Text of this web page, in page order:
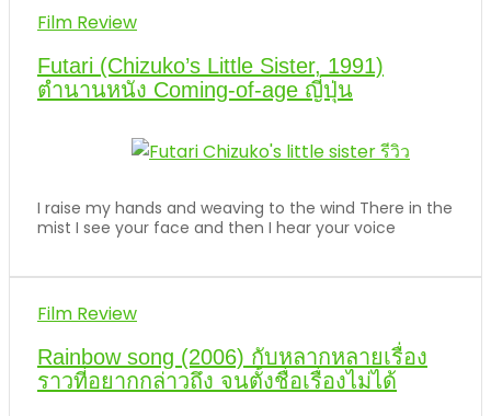
Film Review
Futari (Chizuko’s Little Sister, 1991)
ตำนานหนัง Coming-of-age ญี่ปุ่น
I raise my hands and weaving to the wind There in the
mist I see your face and then I hear your voice
Film Review
Rainbow song (2006) กับหลากหลายเรื่อง
ราวที่อยากกล่าวถึง จนตั้งชื่อเรื่องไม่ได้